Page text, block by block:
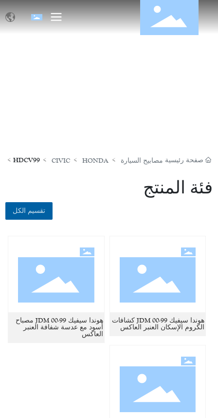
صفحة رئيسية مصابيح السيارة HONDA
CIVIC
HDCV99
فئة المنتج
تقسيم الكل
هوندا سيفيك 99-00 JDM كشافات
الكروم الإسكان العنبر العاكس
هوندا سيفيك 99-00 JDM مصباح
أسود مع عدسة شفافة العنبر
العاكس